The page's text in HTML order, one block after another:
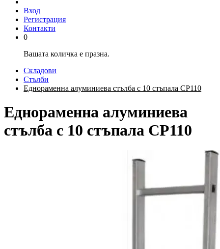
Вход
Регистрация
Контакти
0
Вашата количка е празна.
Складови
Стълби
Еднораменна алуминиева стълба с 10 стъпала CP110
Еднораменна алуминиева
стълба с 10 стъпала CP110